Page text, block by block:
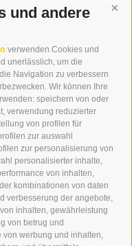
und andere
verwenden Cookies und
unerlässlich, um die
Navigation zu verbessern
Wir können Ihre
speichern von oder
verwendung reduzierter
von profilen für
zur auswahl
zur personalisierung von
personalisierter inhalte,
von inhalten,
kombinationen von daten
verbesserung der angebote,
inhalten, gewährleistung
von betrug und
werbung und inhalten,